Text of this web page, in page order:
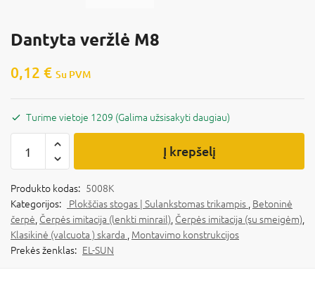
Dantyta veržlė M8
0,12 € Su PVM
Turime vietoje 1209 (Galima užsisakyti daugiau)
Į krepšelį
Produkto kodas: 5008K
Kategorijos: Plokščias stogas | Sulankstomas trikampis , Betoninė
čerpė, Čerpės imitacija (lenkti minrail), Čerpės imitacija (su smeigėm),
Klasikinė (valcuota ) skarda , Montavimo konstrukcijos
Prekės ženklas: EL-SUN